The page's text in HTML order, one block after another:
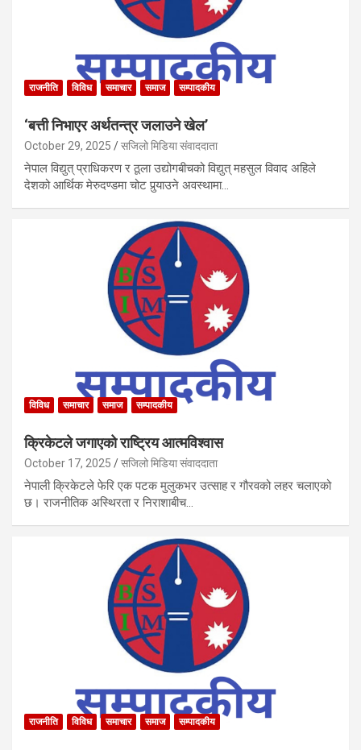
राजनीति विविध समाचार समाज सम्पादकीय
‘बत्ती निभाएर अर्थतन्त्र जलाउने खेल’
October 29, 2025 सजिलो मिडिया संवाददाता
नेपाल विद्युत् प्राधिकरण र ठूला उद्योगबीचको विद्युत् महसुल विवाद अहिले
देशको आर्थिक मेरुदण्डमा चोट पुर्‍याउने अवस्थामा…
विविध समाचार समाज सम्पादकीय
क्रिकेटले जगाएको राष्ट्रिय आत्मविश्वास
October 17, 2025 सजिलो मिडिया संवाददाता
नेपाली क्रिकेटले फेरि एक पटक मुलुकभर उत्साह र गौरवको लहर चलाएको
छ। राजनीतिक अस्थिरता र निराशाबीच…
राजनीति विविध समाचार समाज सम्पादकीय